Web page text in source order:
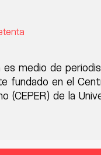
es medio de
fundado en el
(CEPER) de la